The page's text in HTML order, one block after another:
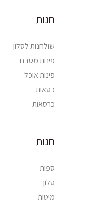
חנות
שולחנות לסלון
פינות מטבח
פינות אוכל
כסאות
כרסאות
חנות
ספות
סלון
מיטות